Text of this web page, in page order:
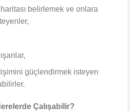
belirlemek ve onlara
güçlendirmek isteyen
Çalışabilir?